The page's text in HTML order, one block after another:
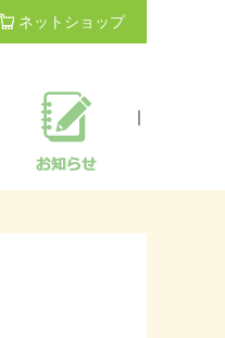
ネットショップ
｜